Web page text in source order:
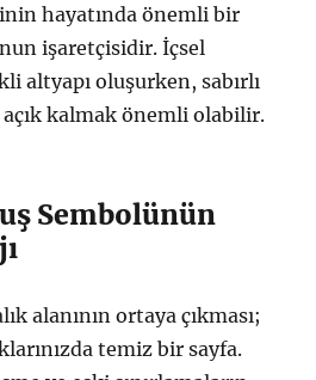
hayatında önemli bir
işaretçisidir. İçsel
altyapı oluşurken, sabırlı
kalmak önemli olabilir.
Sembolünün
alanının ortaya çıkması;
temiz bir sayfa.